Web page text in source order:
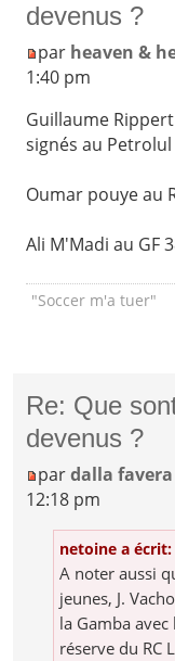
devenus ?
par heaven &
1:40 pm
Guillaume
signés au
Oumar pouye au
Ali M'Madi au GF
"Soccer m'a tuer"
Re: Que
devenus ?
pardalla favera
12:18 pm
netoine a écrit:
A noter aussi
jeunes, J.
la Gamba avec
réserve du RC